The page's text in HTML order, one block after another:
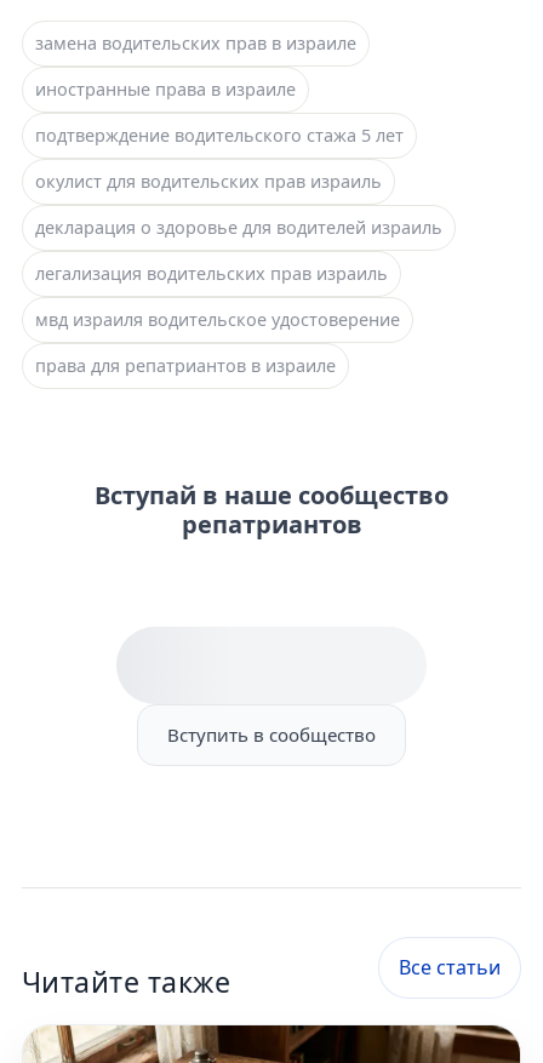
замена водительских прав в израиле
иностранные права в израиле
подтверждение водительского стажа 5 лет
окулист для водительских прав израиль
декларация о здоровье для водителей израиль
легализация водительских прав израиль
мвд израиля водительское удостоверение
права для репатриантов в израиле
Вступай в наше сообщество
репатриантов
Вступить в сообщество
Читайте также Все статьи